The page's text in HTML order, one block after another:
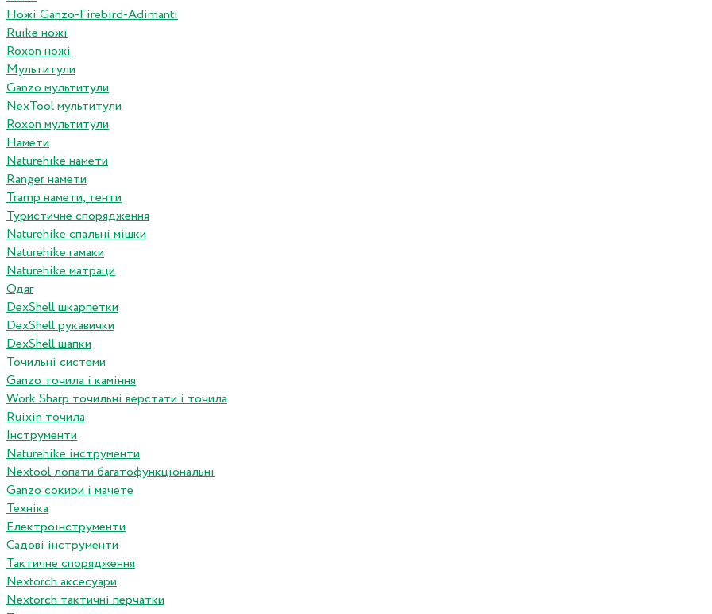
Ножі Ganzo-Firebird-Adimanti
Ruike ножі
Roxon ножi
Мультитули
Ganzo мультитули
NexTool мультитули
Roxon мультитули
Намети
Naturehike намети
Ranger намети
Tramp намети, тенти
Туристичне спорядження
Naturehike спальні мішки
Naturehike гамаки
Naturehike матраци
Одяг
DexShell шкарпетки
DexShell рукавички
DexShell шапки
Точильні системи
Ganzo точила і каміння
Work Sharp точильні верстати і точила
Ruixin точила
Інструменти
Naturehike інструменти
Nextool лопати багатофункціональні
Ganzo сокири і мачете
Техніка
Електроінструменти
Садові інструменти
Тактичне спорядження
Nextorch аксесуари
Nextorch тактичні перчатки